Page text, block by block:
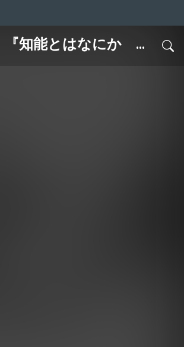
知能とはなにか ...